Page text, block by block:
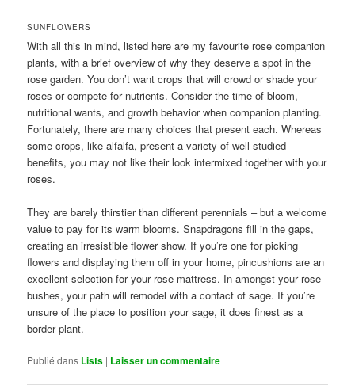
SUNFLOWERS
With all this in mind, listed here are my favourite rose companion
plants, with a brief overview of why they deserve a spot in the
rose garden. You don’t want crops that will crowd or shade your
roses or compete for nutrients. Consider the time of bloom,
nutritional wants, and growth behavior when companion planting.
Fortunately, there are many choices that present each. Whereas
some crops, like alfalfa, present a variety of well-studied
benefits, you may not like their look intermixed together with your
roses.
They are barely thirstier than different perennials – but a welcome
value to pay for its warm blooms. Snapdragons fill in the gaps,
creating an irresistible flower show. If you’re one for picking
flowers and displaying them off in your home, pincushions are an
excellent selection for your rose mattress. In amongst your rose
bushes, your path will remodel with a contact of sage. If you’re
unsure of the place to position your sage, it does finest as a
border plant.
Publié dans Lists | Laisser un commentaire